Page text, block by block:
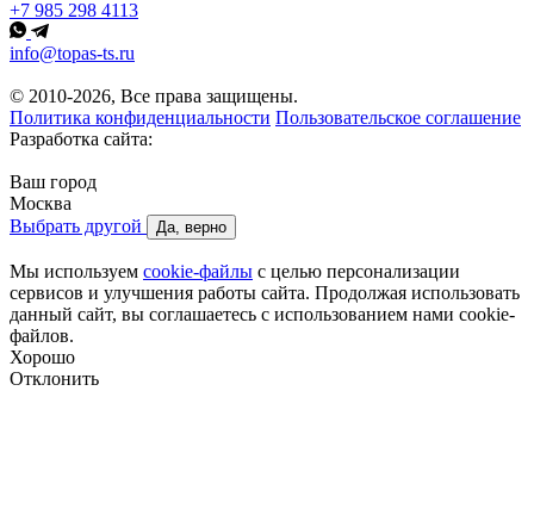
+7 985 298 4113
info@topas-ts.ru
© 2010-2026, Все права защищены.
Политика конфиденциальности Пользовательское соглашение
Разработка сайта:
Ваш город
Москва
Выбрать другой
Да, верно
Мы используем cookie-файлы с целью персонализации
сервисов и улучшения работы сайта. Продолжая использовать
данный сайт, вы соглашаетесь с использованием нами cookie-
файлов.
Хорошо
Отклонить